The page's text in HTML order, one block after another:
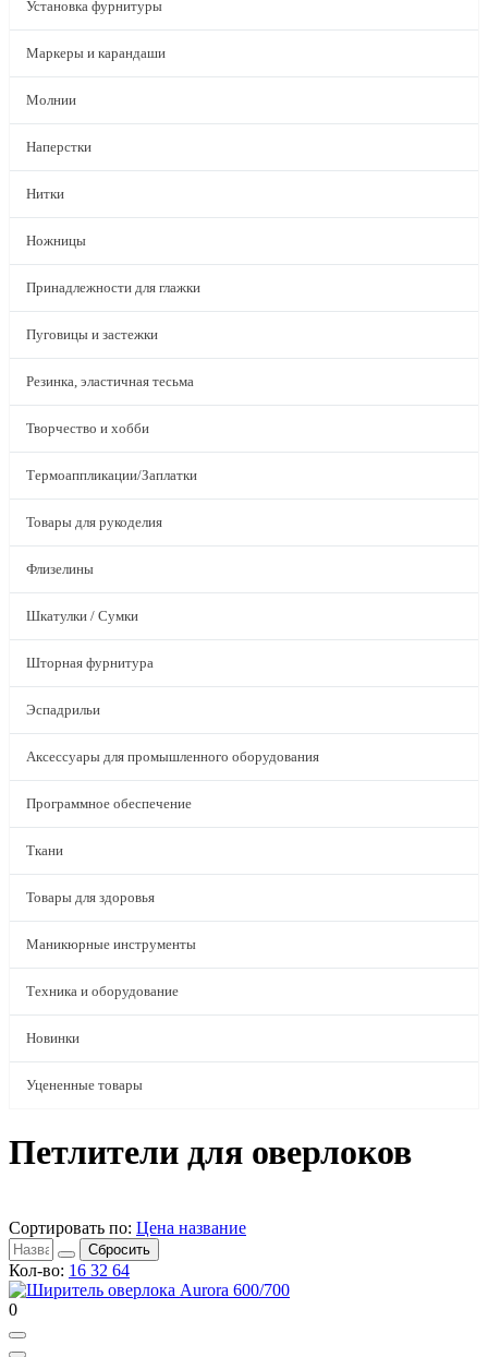
Установка фурнитуры
Маркеры и карандаши
Молнии
Наперстки
Нитки
Ножницы
Принадлежности для глажки
Пуговицы и застежки
Резинка, эластичная тесьма
Творчество и хобби
Термоаппликации/Заплатки
Товары для рукоделия
Флизелины
Шкатулки / Сумки
Шторная фурнитура
Эспадрильи
Аксессуары для промышленного оборудования
Программное обеспечение
Ткани
Товары для здоровья
Маникюрные инструменты
Техника и оборудование
Новинки
Уцененные товары
Петлители для оверлоков
Сортировать по: Цена название
Сбросить
Кол-во: 16 32 64
0